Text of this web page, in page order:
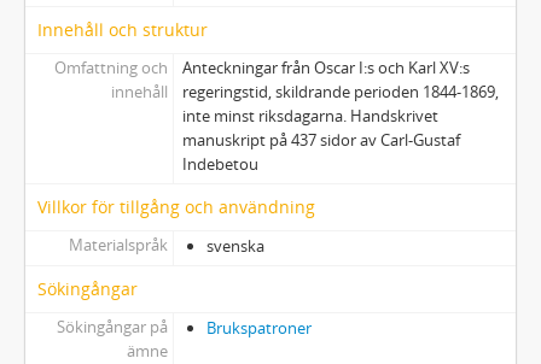
Innehåll och struktur
Omfattning och
innehåll
Anteckningar från Oscar I:s och Karl XV:s
regeringstid, skildrande perioden 1844-1869,
inte minst riksdagarna. Handskrivet
manuskript på 437 sidor av Carl-Gustaf
Indebetou
Villkor för tillgång och användning
Materialspråk svenska
Sökingångar
Sökingångar på
ämne
Brukspatroner